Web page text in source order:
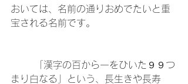
おいては、名前の通りおめでたいと重
宝される名前です。
まり白なる」という、長生きや長寿